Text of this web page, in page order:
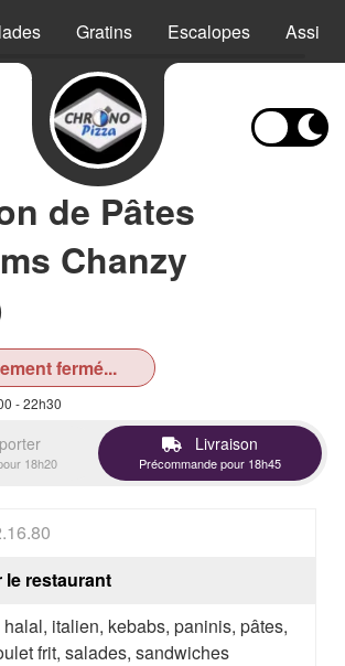
Gratins Escalopes
de Pâtes
Chanzy
fermé...
- 22h30
18h20
Livraison
Précommande pour 18h45
le restaurant
halal, italien, kebabs, paninis, pâtes,
frit, salades, sandwiches